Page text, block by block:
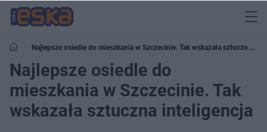
Najlepsze osiedle do mieszkania w Szczecinie. Tak wskazała sztuczna
inteligencja
Najlepsze osiedle do
mieszkania w Szczecinie. Tak
wskazała sztuczna inteligencja